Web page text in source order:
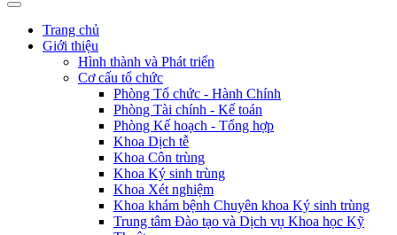
Trang chủ
Giới thiệu
Hình thành và Phát triển
Cơ cấu tổ chức
Phòng Tổ chức - Hành Chính
Phòng Tài chính - Kế toán
Phòng Kế hoạch - Tổng hợp
Khoa Dịch tễ
Khoa Côn trùng
Khoa Ký sinh trùng
Khoa Xét nghiệm
Khoa khám bệnh Chuyên khoa Ký sinh trùng
Trung tâm Đào tạo và Dịch vụ Khoa học Kỹ